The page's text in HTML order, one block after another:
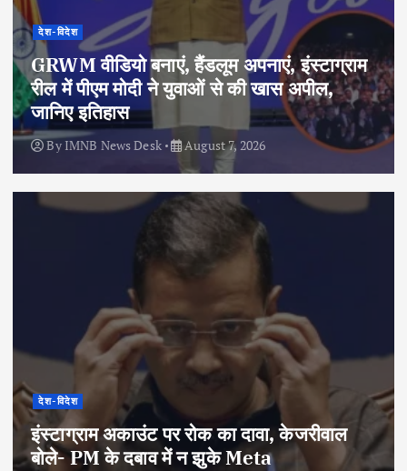
देश-विदेश
GRWM वीडियो बनाएं, हैंडलूम अपनाएं, इंस्टाग्राम
रील में पीएम मोदी ने युवाओं से की खास अपील,
जानिए इतिहास
By IMNB News Desk August 7, 2026
देश-विदेश
इंस्टाग्राम अकाउंट पर रोक का दावा, केजरीवाल
बोले- PM के दबाव में न झुके Meta